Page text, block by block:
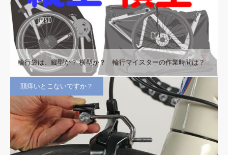
輪行袋は、縦型か？ 横型か？ 輪行マイスターの作業時間は？
頭痒いとこないですか？